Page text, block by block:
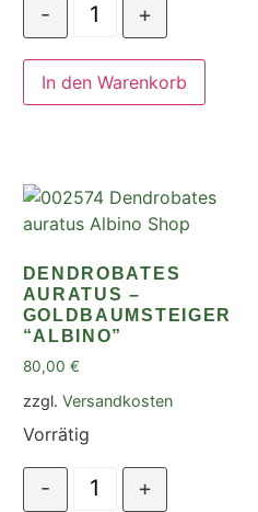
- +
In den Warenkorb
DENDROBATES
AURATUS –
GOLDBAUMSTEIGER
“ALBINO”
80,00 €
zzgl. Versandkosten
Vorrätig
- +